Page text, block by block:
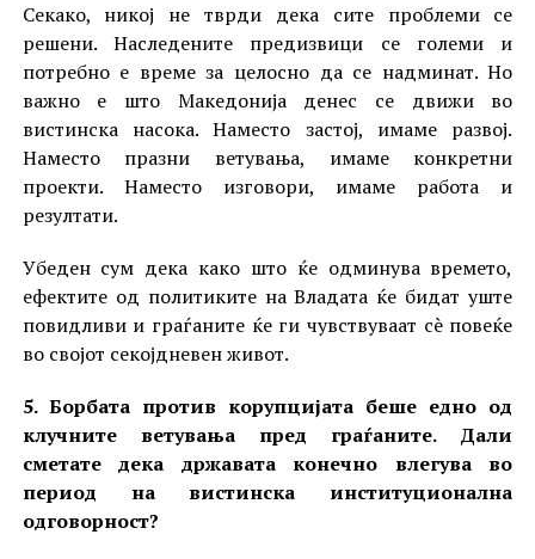
Секако, никој не тврди дека сите проблеми се
решени. Наследените предизвици се големи и
потребно е време за целосно да се надминат. Но
важно е што Македонија денес се движи во
вистинска насока. Наместо застој, имаме развој.
Наместо празни ветувања, имаме конкретни
проекти. Наместо изговори, имаме работа и
резултати.
Убеден сум дека како што ќе одминува времето,
ефектите од политиките на Владата ќе бидат уште
повидливи и граѓаните ќе ги чувствуваат сè повеќе
во својот секојдневен живот.
5. Борбата против корупцијата беше едно од
клучните ветувања пред граѓаните. Дали
сметате дека државата конечно влегува во
период на вистинска институционална
одговорност?